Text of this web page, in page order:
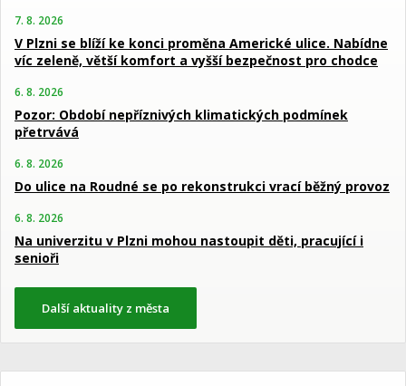
7. 8. 2026
V Plzni se blíží ke konci proměna Americké ulice. Nabídne
víc zeleně, větší komfort a vyšší bezpečnost pro chodce
6. 8. 2026
Pozor: Období nepříznivých klimatických podmínek
přetrvává
6. 8. 2026
Do ulice na Roudné se po rekonstrukci vrací běžný provoz
6. 8. 2026
Na univerzitu v Plzni mohou nastoupit děti, pracující i
senioři
Další aktuality z města